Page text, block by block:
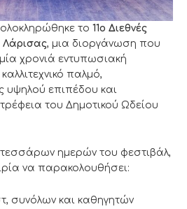
το 11ο Διεθνές
, μια διοργάνωση που
χρονιά εντυπωσιακή
παλμό,
υψηλού επιπέδου και
του Δημοτικού Ωδείου
τεσσάρων ημερών του φεστιβάλ,
να παρακολουθήσει:
συνόλων και καθηγητών